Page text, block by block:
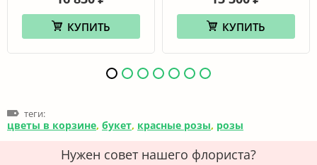
КУПИТЬ КУПИТЬ
теги:
цветы в корзине, букет, красные розы, розы
Нужен совет нашего флориста?